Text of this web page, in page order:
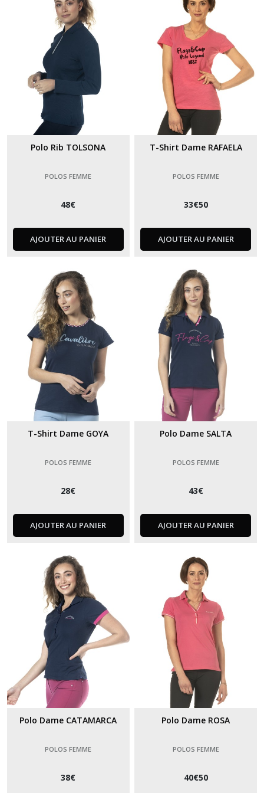
Polo Rib TOLSONA
POLOS FEMME
48€
AJOUTER AU PANIER
T-Shirt Dame RAFAELA
POLOS FEMME
33€50
AJOUTER AU PANIER
T-Shirt Dame GOYA
POLOS FEMME
28€
AJOUTER AU PANIER
Polo Dame SALTA
POLOS FEMME
43€
AJOUTER AU PANIER
Polo Dame CATAMARCA
POLOS FEMME
38€
Polo Dame ROSA
POLOS FEMME
40€50
Polos
homme
(3)